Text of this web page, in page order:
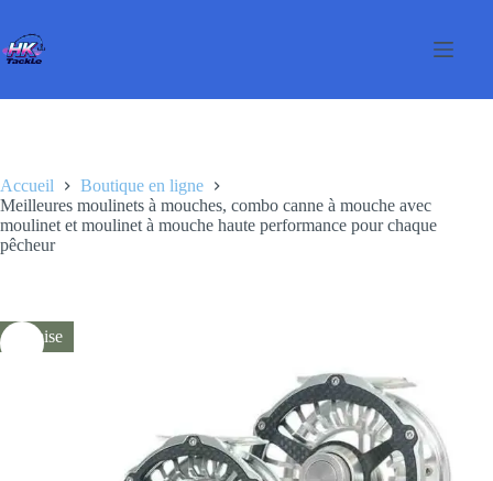
contenu
Accueil
Boutique en ligne
Meilleures moulinets à mouches, combo canne à mouche avec
moulinet et moulinet à mouche haute performance pour chaque
pêcheur
Remise